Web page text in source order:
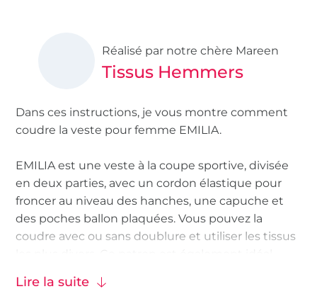
Réalisé par notre chère Mareen
Tissus Hemmers
Dans ces instructions, je vous montre comment
coudre la veste pour femme EMILIA.
EMILIA est une veste à la coupe sportive, divisée
en deux parties, avec un cordon élastique pour
froncer au niveau des hanches, une capuche et
des poches ballon plaquées. Vous pouvez la
coudre avec ou sans doublure et utiliser les tissus
Lire la suite